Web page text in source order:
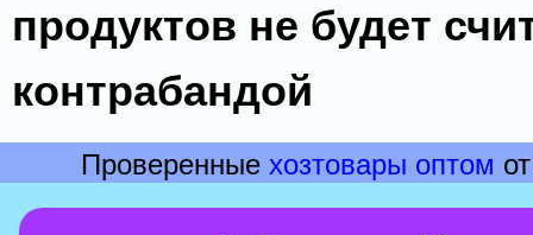
продуктов не будет
контрабандой
Проверенные хозтовары оптом